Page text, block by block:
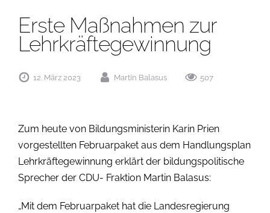
Erste Maßnahmen zur
Lehrkräftegewinnung
12. März 2023 Martin Balasus 507
Zum heute von Bildungsministerin Karin Prien
vorgestellten Februarpaket aus dem Handlungsplan
Lehrkräftegewinnung erklärt der bildungspolitische
Sprecher der CDU- Fraktion Martin Balasus:
„Mit dem Februarpaket hat die Landesregierung